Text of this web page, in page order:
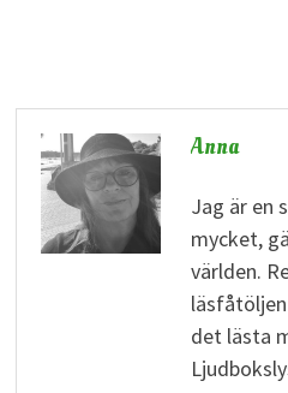
Anna
Jag är en
mycket,
världen.
det lästa